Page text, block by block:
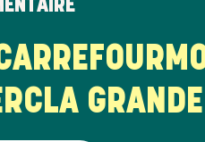
CARREFOUR
LA GRANDE